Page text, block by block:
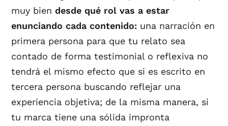
muy bien desde qué rol vas a estar
enunciando cada contenido: una narración en
primera persona para que tu relato sea
contado de forma testimonial o reflexiva no
tendrá el mismo efecto que si es escrito en
tercera persona buscando reflejar una
experiencia objetiva; de la misma manera, si
tu marca tiene una sólida impronta